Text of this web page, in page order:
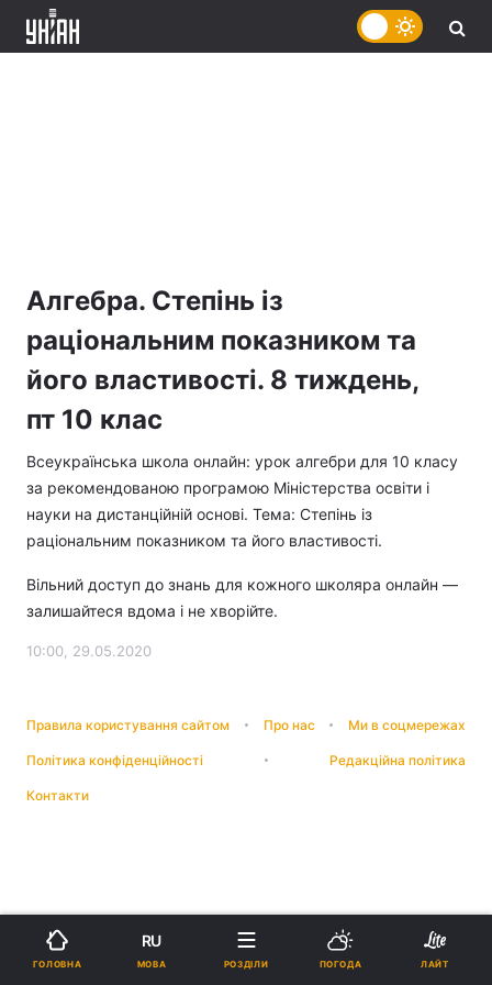
Алгебра. Степінь із
раціональним показником та
його властивості. 8 тиждень,
пт 10 клас
Всеукраїнська школа онлайн: урок алгебри для 10 класу
за рекомендованою програмою Міністерства освіти і
науки на дистанційній основі. Тема: Степінь із
раціональним показником та його властивості.
Вільний доступ до знань для кожного школяра онлайн —
залишайтеся вдома і не хворійте.
10:00, 29.05.2020
Правила користування сайтом Про нас Ми в соцмережах
Політика конфіденційності Редакційна політика
Контакти
ГОЛОВНА
RU
МОВА РОЗДІЛИ ПОГОДА ЛАЙТ